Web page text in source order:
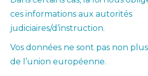
ces informations aux autorités
judiciaires/d’instruction.
Vos données ne sont pas non
de l’union européenne.